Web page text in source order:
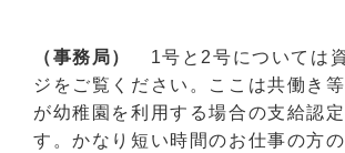
（事務局）
1号と2号については
ジをご覧ください。ここは共働き
が幼稚園を利用する場合の支給認
す。かなり短い時間のお仕事の方